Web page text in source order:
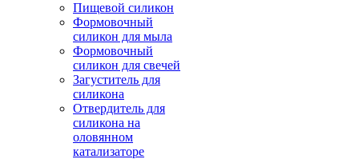
Пищевой силикон
Формовочный
силикон для мыла
Формовочный
силикон для свечей
Загуститель для
силикона
Отвердитель для
силикона на
оловянном
катализаторе